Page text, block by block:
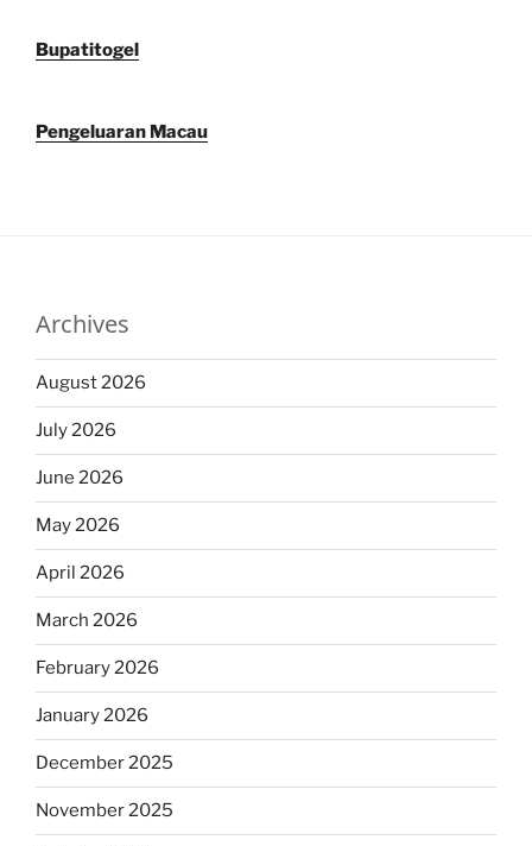
Bupatitogel
Pengeluaran Macau
Archives
August 2026
July 2026
June 2026
May 2026
April 2026
March 2026
February 2026
January 2026
December 2025
November 2025